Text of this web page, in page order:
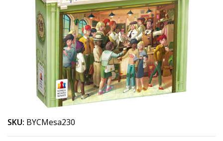
SKU: BYCMesa230